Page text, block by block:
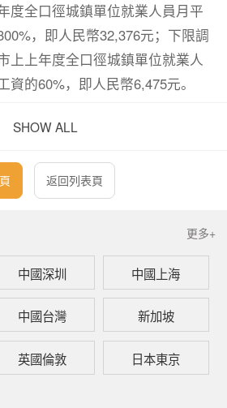
度全口徑城鎮單位就業人員月平
，即人民幣32,376元；下限調
上上年度全口徑城鎮單位就業人
資的60%，即人民幣6,475元。
1月1日起，深圳市企業職工失業保
均工資的300%，即人民幣41,190
月1日起，深圳市企業職工工傷保
數下限調整為深圳市最低工資標
限制。
1日起，深圳市基本醫療保險一
SHOW ALL
返回列表頁
更多+
中國深圳 中國上海
中國台灣 新加坡
英國倫敦 日本東京